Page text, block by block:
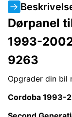
Dørpanel
1993-
9263
Opgrader din bil
Cordoba 1993-